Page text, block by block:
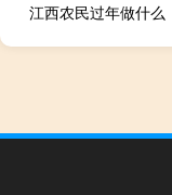
江西农民过年做什么